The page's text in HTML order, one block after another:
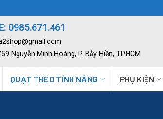
0985.671.461
Nguyễn Minh Hoàng, P. Bảy Hiền, TP.HCM
QUẠT THEO TÍNH NĂNG PHỤ KIỆN